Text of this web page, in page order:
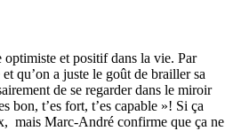
optimiste et positif dans la vie. Par
qu’on a juste le goût de brailler sa
de se regarder dans le miroir
bon, t’es fort, t’es capable »! Si ça
mais Marc-André confirme que ça ne